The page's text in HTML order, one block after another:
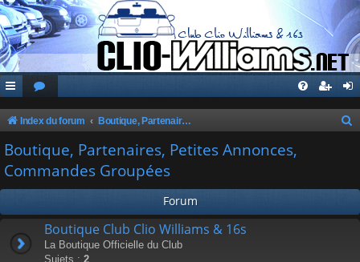
Index du forum Boutique, Partenaires, Petites Annonces, Commandes Groupées
Boutique, Partenaires, Petites Annonces,
Commandes Groupées
Forum
Boutique Club Clio Williams & 16s
La Boutique Officielle du Club
Sujets : 2